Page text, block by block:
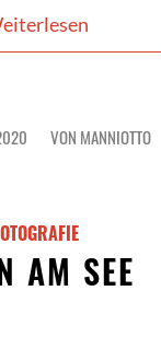
VON MANNIOTTO
AM SEE